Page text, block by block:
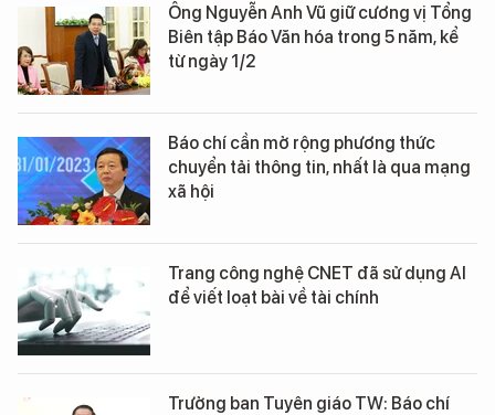
Ông Nguyễn Anh Vũ giữ cương vị Tổng
Biên tập Báo Văn hóa trong 5 năm, kể
từ ngày 1/2
Báo chí cần mở rộng phương thức
chuyển tải thông tin, nhất là qua mạng
xã hội
Trang công nghệ CNET đã sử dụng AI
để viết loạt bài về tài chính
Trưởng ban Tuyên giáo TW: Báo chí